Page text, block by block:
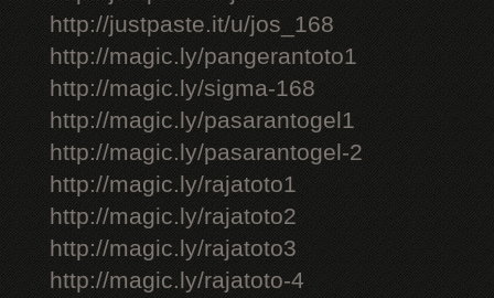
http://justpaste.it/u/jos_168
http://magic.ly/pangerantoto1
http://magic.ly/sigma-168
http://magic.ly/pasarantogel1
http://magic.ly/pasarantogel-2
http://magic.ly/rajatoto1
http://magic.ly/rajatoto2
http://magic.ly/rajatoto3
http://magic.ly/rajatoto-4